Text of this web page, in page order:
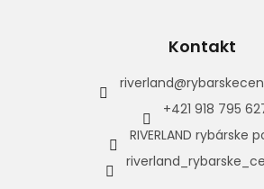
Kontakt
riverland@
+421 918 795
RIVERLAND rybárske